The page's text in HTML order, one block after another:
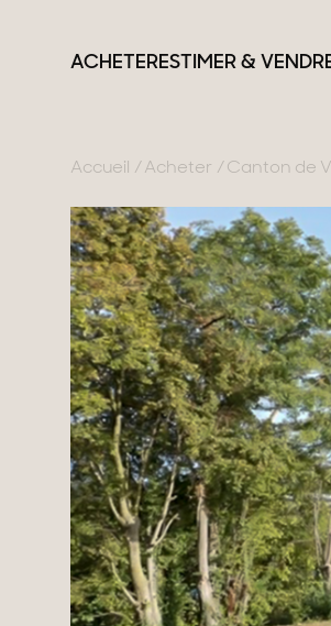
ACHETERESTIMER &
France
Lac d'Annecy
Genevois
Pays de Gex
Montagne
Lac du Bourget
Provence
Suisse
Genève
Canton de Vaud
Alpes Suisses
Accueil Acheter Canton de